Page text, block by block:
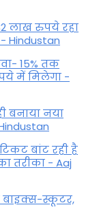
लाख रुपये रहा
Hindustan
15% तक
में मिलेगा -
बनाया नया
बांट रही है
तरीका - Aaj
बाइक्स-स्कूटर,